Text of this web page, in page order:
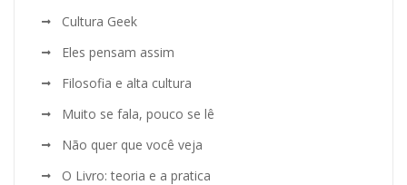
Cultura Geek
Eles pensam assim
Filosofia e alta cultura
Muito se fala, pouco se lê
Não quer que você veja
O Livro: teoria e a pratica